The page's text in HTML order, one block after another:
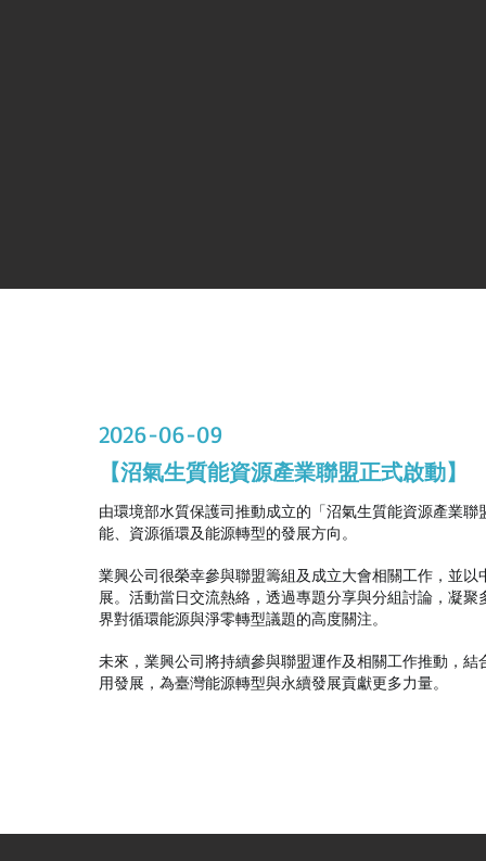
【沼氣生質能資源產業聯盟正式啟動】
由環境部水質保護司推動成立的「沼氣生質能資源產業
能、資源循環及能源轉型的發展方向。
業興公司很榮幸參與聯盟籌組及成立大會相關工作，並
展。活動當日交流熱絡，透過專題分享與分組討論，凝
界對循環能源與淨零轉型議題的高度關注。
未來，業興公司將持續參與聯盟運作及相關工作推動，
用發展，為臺灣能源轉型與永續發展貢獻更多力量。
2026-06-09